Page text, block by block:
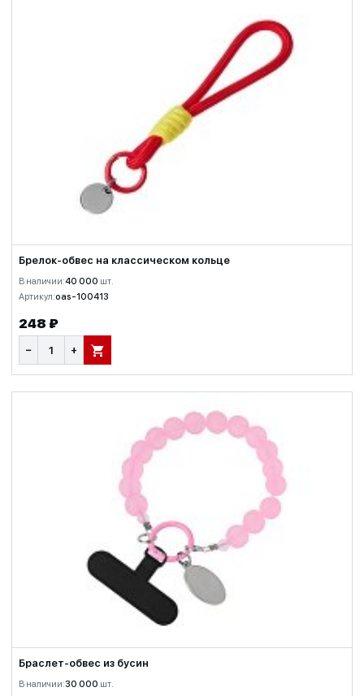
Брелок-обвес на классическом кольце
В наличии:40 000 шт.
Артикул:oas-100413
248 ₽
− + В КОРЗИНУ
Браслет-обвес из бусин
В наличии:30 000 шт.